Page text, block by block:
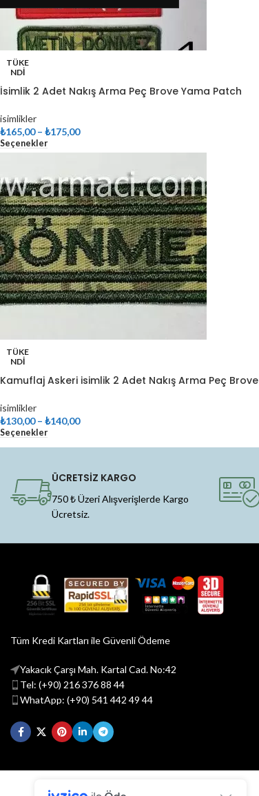
TÜKE
NDI
İsimlik 2 Adet Nakış Arma Peç Brove Yama Patch
isimlikler
₺165,00 – ₺175,00
Seçenekler
TÜKE
NDI
Kamuflaj Askeri isimlik 2 Adet Nakış Arma Peç Brove
isimlikler
₺130,00 – ₺140,00
Seçenekler
ÜCRETSİZ KARGO
750 ₺ Üzeri Alışverişlerde Kargo
Ücretsiz.
Tüm Kredi Kartları ile Güvenli Ödeme
Yakacık Çarşı Mah. Kartal Cad. No:42
Tel: (+90) 216 376 88 44
WhatApp: (+90) 541 442 49 44